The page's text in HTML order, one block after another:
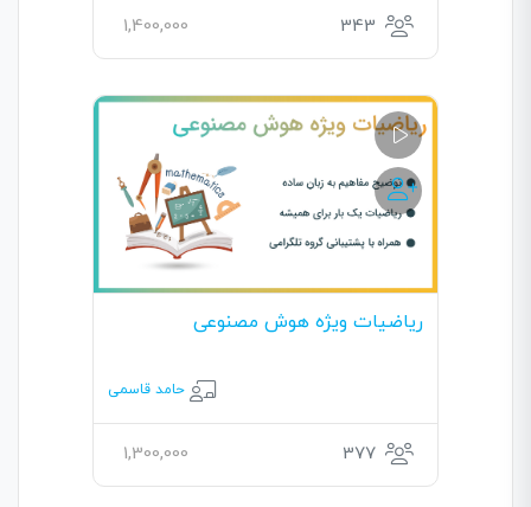
343
1,400,000
ریاضیات ویژه هوش مصنوعی
حامد قاسمی
377
1,300,000